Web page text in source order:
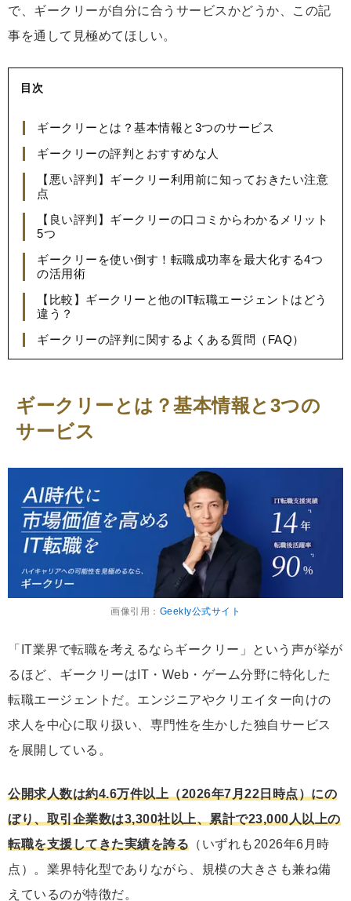
で、ギークリーが自分に合うサービスかどうか、この記
事を通して見極めてほしい。
目次
ギークリーとは？基本情報と3つのサービス
ギークリーの評判とおすすめな人
【悪い評判】ギークリー利用前に知っておきたい注意
点
【良い評判】ギークリーの口コミからわかるメリット
5つ
ギークリーを使い倒す！転職成功率を最大化する4つ
の活用術
【比較】ギークリーと他のIT転職エージェントはどう
違う？
ギークリーの評判に関するよくある質問（FAQ）
ギークリーとは？基本情報と3つの
サービス
画像引用： Geekly公式サイト
「IT業界で転職を考えるならギークリー」という声が挙が
るほど、ギークリーはIT・Web・ゲーム分野に特化した
転職エージェントだ。エンジニアやクリエイター向けの
求人を中心に取り扱い、専門性を生かした独自サービス
を展開している。
公開求人数は約4.6万件以上（2026年7月22日時点）にの
ぼり、取引企業数は3,300社以上、累計で23,000人以上の
転職を支援してきた実績を誇る （いずれも2026年6月時
点）。業界特化型でありながら、規模の大きさも兼ね備
えているのが特徴だ。